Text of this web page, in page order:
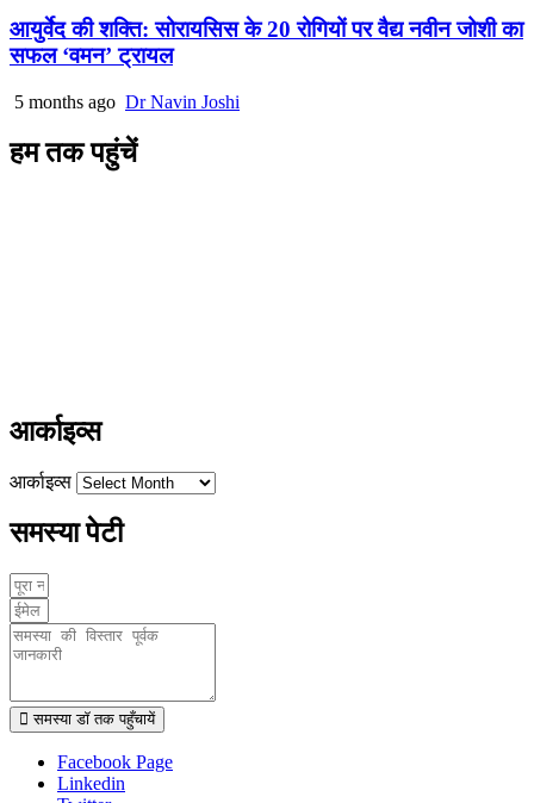
आयुर्वेद की शक्ति: सोरायसिस के 20 रोगियों पर वैद्य नवीन जोशी का
सफल ‘वमन’ ट्रायल
5 months ago Dr Navin Joshi
हम तक पहुंचें
आर्काइव्स
आर्काइव्स
समस्या पेटी
समस्या डॉ तक पहुँचायें
Facebook Page
Linkedin